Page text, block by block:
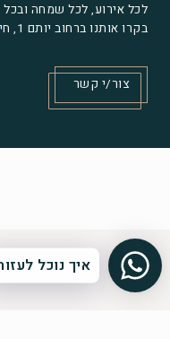
לכל אירוע, לכל שמחה
בקרו אותנו ברחוב יותם 1, חיפה או צרו קשר ישירות דרך האתר.
צור/י קשר
איך נוכל